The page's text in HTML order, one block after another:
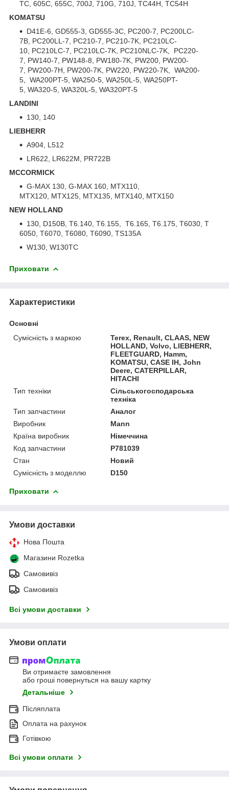
TC, 605C, 655C, 700J, 710G, 710J, TC44H, TC54H
KOMATSU
D41E-6, GD555-3, GD555-3C, PC200-7, PC200LC-
7B, PC200LL-7, PC210-7, PC210-7K, PC210LC-
10, PC210LC-7, PC210LC-7K, PC210NLC-7K, PC220-
7, PW140-7, PW148-8, PW180-7K, PW200, PW200-
7, PW200-7H, PW200-7K, PW220, PW220-7K, WA200-
5, WA200PT-5, WA250-5, WA250L-5, WA250PT-
5, WA320-5, WA320L-5, WA320PT-5
LANDINI
130, 140
LIEBHERR
A904, L512
LR622, LR622M, PR722B
MCCORMICK
G-MAX 130, G-MAX 160, MTX110,
MTX120, MTX125, MTX135, MTX140, MTX150
NEW HOLLAND
130, D150B, T6.140, T6.155, T6.165, T6.175, T6030, T
6050, T6070, T6080, T6090, TS135A
W130, W130TC
Приховати
Характеристики
Основні
Сумісність з маркою
Terex, Renault, CLAAS, NEW
HOLLAND, Volvo, LIEBHERR,
FLEETGUARD, Hamm,
KOMATSU, CASE IH, John
Deere, CATERPILLAR,
HITACHI
Тип техніки
Сільськогосподарська
техніка
Тип запчастини
Аналог
Виробник
Mann
Країна виробник
Німеччина
Код запчастини
P781039
Стан
Новий
Сумісність з моделлю
D150
Приховати
Умови доставки
Нова Пошта
Магазини Rozetka
Самовивіз
Самовивіз
Всі умови доставки
Умови оплати
Ви отримаєте замовлення
або гроші повернуться на вашу картку
Детальніше
Післяплата
Оплата на рахунок
Готівкою
Всі умови оплати